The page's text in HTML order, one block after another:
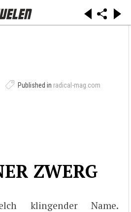
Published in radical-mag.com
ZWERG
klingender Name.